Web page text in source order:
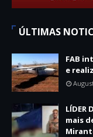
ÚLTIMAS
FAB
e
LÍDER
mais